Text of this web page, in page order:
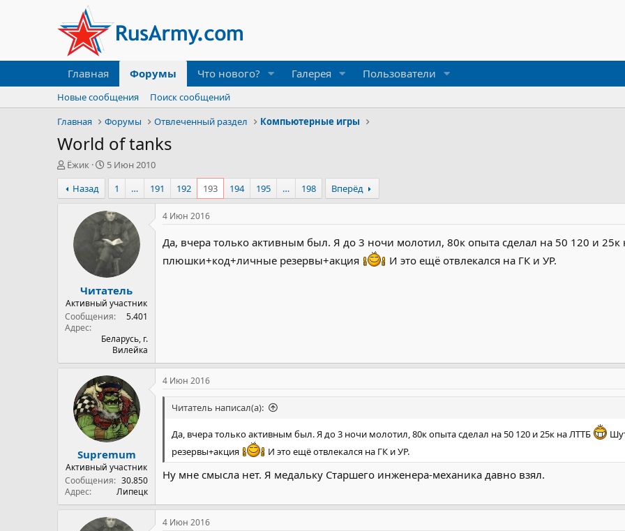
Главная Форумы Что нового? Галерея Пользователи
Новые сообщения
Поиск сообщений
Главная
Форумы Отвлеченный раздел Компьютерные игры
World of tanks
А
в
т
о
Ёжик
Д
а
а
н
а
ч
а
5 Июн 2010
Назад
1 … 191 192 193 194 195 … 198 Вперёд
Читатель
Активный участник
Сообщения
5.401
Адрес
Беларусь, г.
Вилейка
4 Июн 2016
Да, вчера только активным был. Я до 3 ночи молотил, 80к опыта сделал на 50 120 и 25к
плюшки+код+личные резервы+акция
И это ещё отвлекался на ГК и УР.
Supremum
Активный участник
Сообщения
30.850
Адрес
Липецк
4 Июн 2016
Читатель написал(а):
Да, вчера только активным был. Я до 3 ночи молотил, 80к опыта сделал на 50 120 и 25к на ЛТТБ
резервы+акция
И это ещё отвлекался на ГК и УР.
Ну мне смысла нет. Я медальку Старшего инженера-механика давно взял.
4 Июн 2016